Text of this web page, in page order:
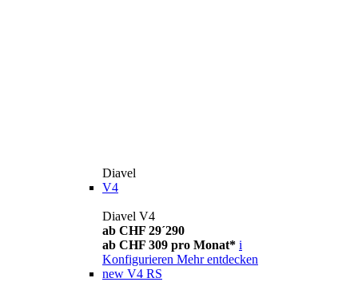
Diavel
V4
Diavel V4
ab CHF 29´290
ab CHF 309 pro Monat* i
Konfigurieren Mehr entdecken
new V4 RS